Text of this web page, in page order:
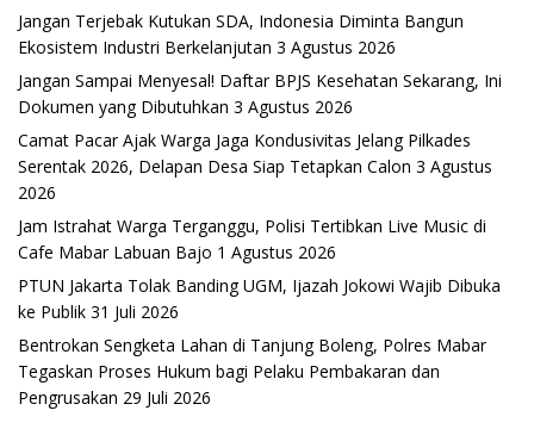
Jangan Terjebak Kutukan SDA, Indonesia Diminta Bangun
Ekosistem Industri Berkelanjutan 3 Agustus 2026
Jangan Sampai Menyesal! Daftar BPJS Kesehatan Sekarang, Ini
Dokumen yang Dibutuhkan 3 Agustus 2026
Camat Pacar Ajak Warga Jaga Kondusivitas Jelang Pilkades
Serentak 2026, Delapan Desa Siap Tetapkan Calon 3 Agustus
2026
Jam Istrahat Warga Terganggu, Polisi Tertibkan Live Music di
Cafe Mabar Labuan Bajo 1 Agustus 2026
PTUN Jakarta Tolak Banding UGM, Ijazah Jokowi Wajib Dibuka
ke Publik 31 Juli 2026
Bentrokan Sengketa Lahan di Tanjung Boleng, Polres Mabar
Tegaskan Proses Hukum bagi Pelaku Pembakaran dan
Pengrusakan 29 Juli 2026